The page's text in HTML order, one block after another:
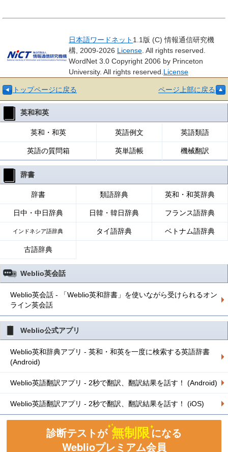
日本語ワードネット 1.1版 (C) 情報通信研究機
構, 2009-2026 License . All rights reserved.
WordNet 3.0 Copyright 2006 by Princeton
University. All rights reserved. License
トップページに戻る ページ上部に戻る
英和和英
英和・和英 英語例文 英語類語
英語の質問箱 英単語帳 機械翻訳
辞書
辞書 類語辞典 英和・和英辞典
日中・中日辞典 日韓・韓日辞典 フランス語辞典
インドネシア語辞典 タイ語辞典 ベトナム語辞典
古語辞典
Weblio英会話
Weblio英会話 - 「Weblio英和辞書」を使いながら受けられるオン
ライン英会話
Weblio公式アプリ
Weblio英和辞典アプリ - 英和・和英を一度に検索する英語辞書
(Android)
Weblio英語翻訳アプリ - 2秒で翻訳、翻訳結果を話す！ (Android)
Weblio英語翻訳アプリ - 2秒で翻訳、翻訳結果を話す！ (iOS)
診断テストが 無制限になる
Weblioプレミアム会員